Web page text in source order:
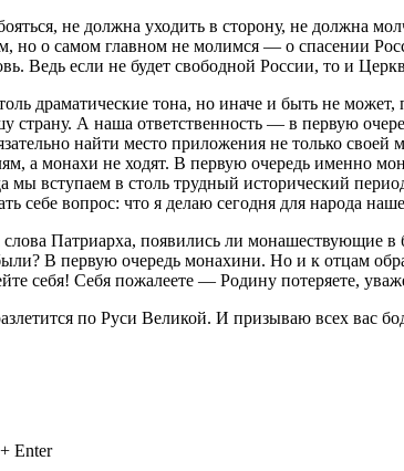
не должна уходить в сторону, не должна
но о самом главном не молимся — о спасении
Ведь если не будет свободной России, то и
драматические тона, но иначе и быть не
страну. А наша ответственность — в первую
найти место приложения не только
а монахи не ходят. В первую очередь
мы вступаем в столь трудный исторический
вопрос: что я делаю сегодня для народа
слова Патриарха, появились ли
В первую очередь монахини. Но и к отцам
себя! Себя пожалеете — Родину потеряете,
по Руси Великой. И призываю всех вас
+ Enter